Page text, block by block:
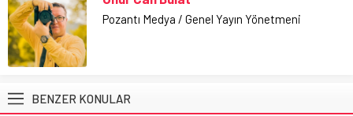
Pozantı Medya / Genel Yayın Yönetmeni
BENZER KONULAR